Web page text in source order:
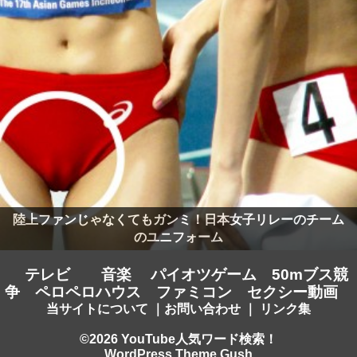
陸上ファンじゃなくてもガンミ！日本女子リレーのチーム
のユニフォーム
テレビ 音楽 パイオツゲーム
50mブス競
争
ペロペロハウス ファミコン セクシー動画
当サイトについて お問い合わせ リンク集
©2026 YouTube人気ワード検索！
WordPress Theme Gush